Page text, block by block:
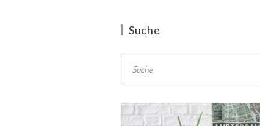
Suche